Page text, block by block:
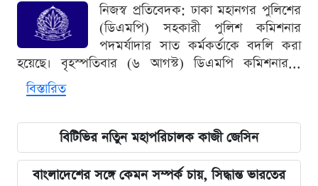
নিজস্ব প্রতিবেদক: ঢাকা মহানগর পুলিশের
(ডিএমপি) সহকারী পুলিশ কমিশনার
পদমর্যাদার সাত কর্মকর্তাকে বদলি করা
হয়েছে। বৃহস্পতিবার (৬ আগস্ট) ডিএমপি কমিশনার...
বিস্তারিত
বিটিভির নতিুন মহাপরিচালক কাজী জেসিন
বাংলাদেশের সঙ্গে কেমন সম্পর্ক চায়, সিদ্ধান্ত ভারতের